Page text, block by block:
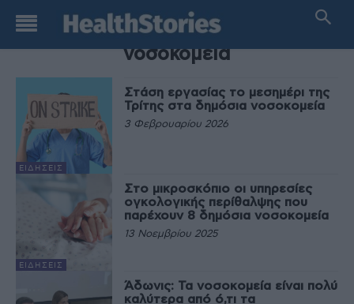
TAG
νοσοκομεία
ΕΙΔΉΣΕΙΣ
Στάση εργασίας το μεσημέρι της
Τρίτης στα δημόσια νοσοκομεία
3 Φεβρουαρίου 2026
ΕΙΔΉΣΕΙΣ
Στο μικροσκόπιο οι υπηρεσίες
ογκολογικής περίθαλψης που
παρέχουν 8 δημόσια νοσοκομεία
13 Νοεμβρίου 2025
Άδωνις: Τα νοσοκομεία είναι πολύ
καλύτερα από ό,τι τα